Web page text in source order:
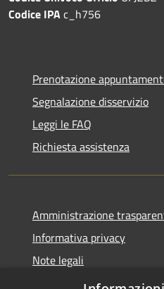
Codice IPAc_h756
Prenotazione
Segnalazione disservizio
Leggi le FAQ
Richiesta assistenza
Amministrazione
Informativa privacy
Note legali
Dichiarazione di accessibilità